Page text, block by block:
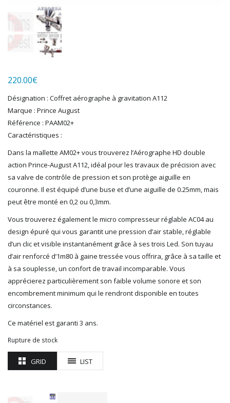
LS MODELS
MAKETTE
MARLKIN
NOVATEUR MODELES
PG mini
PREISER
PRINCE AUGUST
R37
REDUTEX
REE
RÉGIONS ET COMPAGNIES
ROCO
ROTOMAGUS
ROUTE 87
SAI
TAMIYA
TORTOISE
TRAINS OUEST
Trains-O-Matic
TRIX
WOODLAND SCENICS
XURON
220.00€
Désignation : Coffret aérographe à gravitation A112
Marque : Prince August
Référence : PAAM02+
Caractéristiques :
Dans la mallette AM02+ vous trouverez l’Aérographe HD double
action Prince-August A112, idéal pour les travaux de précision avec
sa valve de contrôle de pression et son protège aiguille en
couronne. Il est équipé d’une buse et d’une aiguille de 0.25mm, mais
peut être monté en 0,2 ou 0,3mm.
Vous trouverez également le micro compresseur réglable AC04 au
design épuré qui vous garantit une pression d’air stable, réglable
d’un clic et visible instantanément grâce à ses trois Led. Son tuyau
d’air renforcé d’1m80 à gaine tressée vous offrira, grâce à sa taille et
à sa souplesse, un confort de travail incomparable. Vous
apprécierez particulièrement son faible volume sonore et son
encombrement minimum qui le rendront disponible en toutes
circonstances.
Ce matériel est garanti 3 ans.
Rupture de stock
GRID LIST